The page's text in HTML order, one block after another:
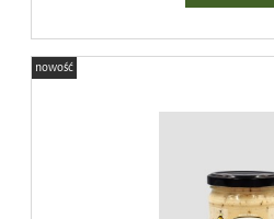
nowość